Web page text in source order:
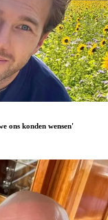
ons konden wensen'